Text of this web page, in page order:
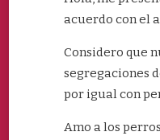
acuerdo con el
Considero que
segregaciones
por igual con
Amo a los